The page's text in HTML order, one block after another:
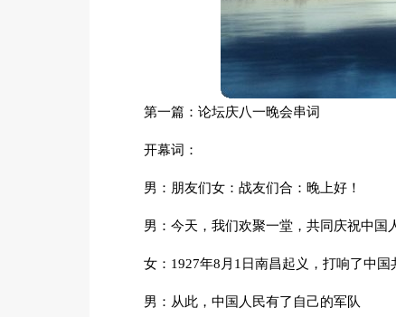
第一篇：论坛庆八一晚会串词
开幕词：
男：朋友们女：战友们合：晚上好！
男：今天，我们欢聚一堂，共同庆祝中国
女：1927年8月1日南昌起义，打响了中
男：从此，中国人民有了自己的军队